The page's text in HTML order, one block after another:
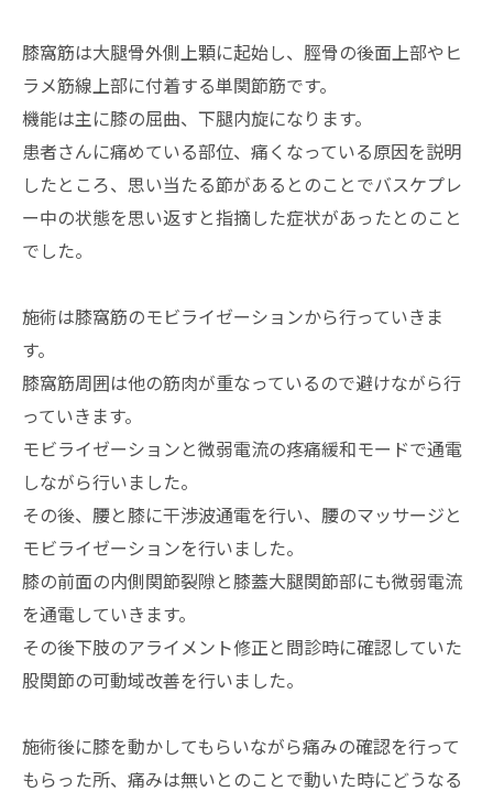
膝窩筋は大腿骨外側上顆に起始し、脛骨の後面上部やヒ
ラメ筋線上部に付着する単関節筋です。
機能は主に膝の屈曲、下腿内旋になります。
患者さんに痛めている部位、痛くなっている原因を説明
したところ、思い当たる節があるとのことでバスケプレ
ー中の状態を思い返すと指摘した症状があったとのこと
でした。
施術は膝窩筋のモビライゼーションから行っていきま
す。
膝窩筋周囲は他の筋肉が重なっているので避けながら行
っていきます。
モビライゼーションと微弱電流の疼痛緩和モードで通電
しながら行いました。
その後、腰と膝に干渉波通電を行い、腰のマッサージと
モビライゼーションを行いました。
膝の前面の内側関節裂隙と膝蓋大腿関節部にも微弱電流
を通電していきます。
その後下肢のアライメント修正と問診時に確認していた
股関節の可動域改善を行いました。
施術後に膝を動かしてもらいながら痛みの確認を行って
もらった所、痛みは無いとのことで動いた時にどうなる